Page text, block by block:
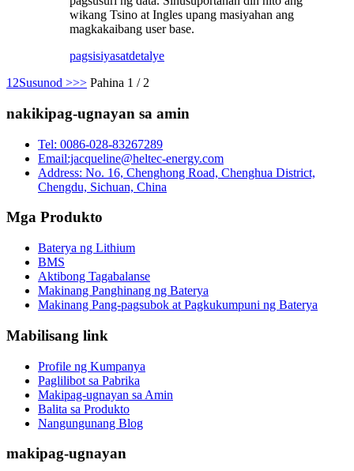
wikang Tsino at Ingles upang masiyahan ang
magkakaibang user base.
pagsisiyasatdetalye
1 2Susunod >>> Pahina 1 / 2
nakikipag-ugnayan sa amin
Tel: 0086-028-83267289
Email:jacqueline@heltec-energy.com
Address: No. 16, Chenghong Road, Chenghua District,
Chengdu, Sichuan, China
Mga Produkto
Baterya ng Lithium
BMS
Aktibong Tagabalanse
Makinang Panghinang ng Baterya
Makinang Pang-pagsubok at Pagkukumpuni ng Baterya
Mabilisang link
Profile ng Kumpanya
Paglilibot sa Pabrika
Makipag-ugnayan sa Amin
Balita sa Produkto
Nangungunang Blog
makipag-ugnayan